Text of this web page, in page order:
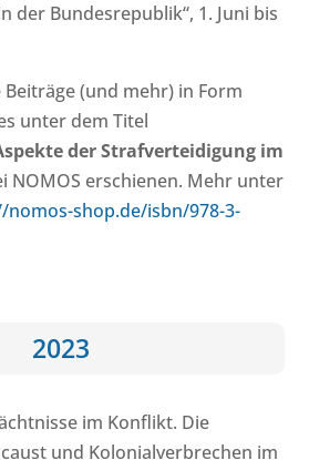
der Bundesrepublik“, 1. Juni bis
(und mehr) in Form
unter dem Titel
der Strafverteidigung im
NOMOS erschienen. Mehr unter
nomos-shop.de/isbn/978-3-
2023
im Konflikt. Die
und Kolonialverbrechen im